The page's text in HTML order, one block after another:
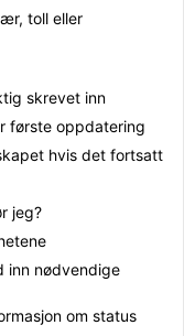
toll eller
skrevet inn
første oppdatering
hvis det fortsatt
jeg?
inn nødvendige
om status